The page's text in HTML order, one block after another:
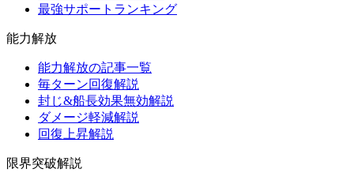
最強サポートランキング
能力解放
能力解放の記事一覧
毎ターン回復解説
封じ&船長効果無効解説
ダメージ軽減解説
回復上昇解説
限界突破解説